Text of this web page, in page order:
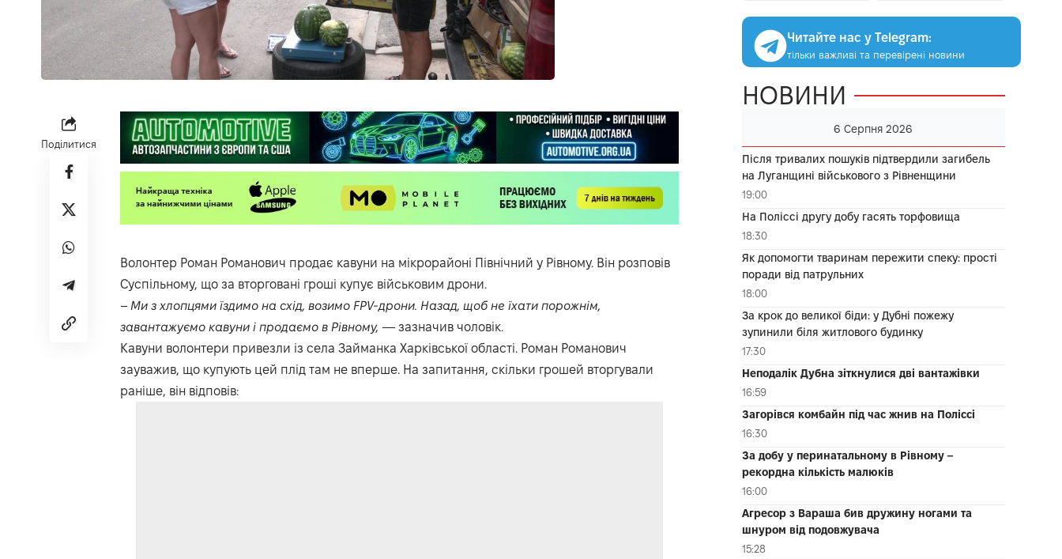
Поділитися
Волонтер Роман Романович продає кавуни на мікрорайоні Північний у Рівному. Він розповів
Суспільному, що за вторговані гроші купує військовим дрони.
– Ми з хлопцями їздимо на схід, возимо FPV-дрони. Назад, щоб не їхати порожнім,
завантажуємо кавуни і продаємо в Рівному, — зазначив чоловік.
Кавуни волонтери привезли із села Займанка Харківської області. Роман Романович
зауважив, що купують цей плід там не вперше. На запитання, скільки грошей вторгували
раніше, він відповів:
Читайте нас у Telegram:
тільки важливі та перевірені новини
НОВИНИ
6 Серпня 2026
Після тривалих пошуків підтвердили загибель
на Луганщині військового з Рівненщини
19:00
На Поліссі другу добу гасять торфовища
18:30
Як допомогти тваринам пережити спеку: прості
поради від патрульних
18:00
За крок до великої біди: у Дубні пожежу
зупинили біля житлового будинку
17:30
Неподалік Дубна зіткнулися дві вантажівки
16:59
Загорівся комбайн під час жнив на Поліссі
16:30
За добу у перинатальному в Рівному –
рекордна кількість малюків
16:00
Агресор з Вараша бив дружину ногами та
шнуром від подовжувача
15:28